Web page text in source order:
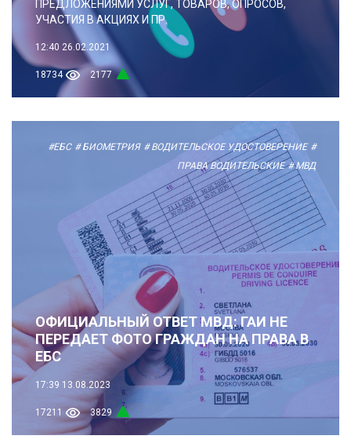
ПРЕДЛОЖЕНИЯМИ УСЛУГ, ТОВАРОВ, ОПРОСОВ,
УЧАСТИЯ В АКЦИЯХ И ПР.
12:40 26.02.2021
18734 2177
#ЕБС # БИОМЕТРИЯ # ВОДИТЕЛЬСКОЕ УДОСТОВЕРЕНИЕ #
ПРАВА ВОДИТЕЛЬСКИЕ # МВД
ОФИЦИАЛЬНЫЙ ОТВЕТ МВД: ГАИ НЕ
ПЕРЕДАЕТ ФОТО ГРАЖДАН НА ПРАВА В
ЕБС
17:39 13.08.2023
17211 3829